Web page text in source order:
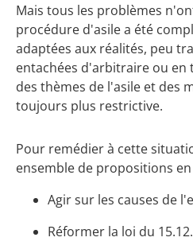
Mais tous les problèmes
procédure d'asile a été
adaptées aux réalités, peu
entachées d'arbitraire ou
des thèmes de l'asile et des
toujours plus restrictive.
Pour remédier à cette
ensemble de propositions
Agir sur les causes de
Réformer la loi du